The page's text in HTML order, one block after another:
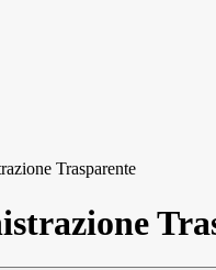
Trasparente